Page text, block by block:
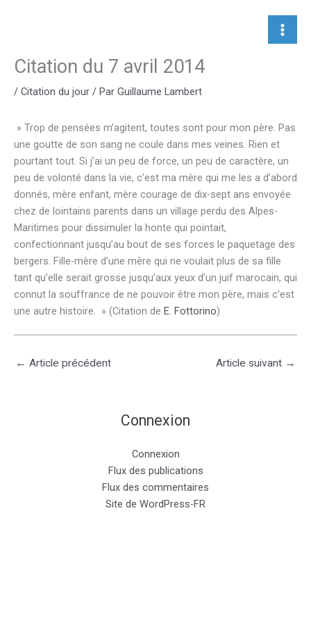
Citation du 7 avril 2014
/ Citation du jour / Par Guillaume Lambert
» Trop de pensées m’agitent, toutes sont pour mon père. Pas
une goutte de son sang ne coule dans mes veines. Rien et
pourtant tout. Si j’ai un peu de force, un peu de caractère, un
peu de volonté dans la vie, c’est ma mère qui me les a d’abord
donnés, mère enfant, mère courage de dix-sept ans envoyée
chez de lointains parents dans un village perdu des Alpes-
Maritimes pour dissimuler la honte qui pointait,
confectionnant jusqu’au bout de ses forces le paquetage des
bergers. Fille-mère d’une mère qui ne voulait plus de sa fille
tant qu’elle serait grosse jusqu’aux yeux d’un juif marocain, qui
connut la souffrance de ne pouvoir être mon père, mais c’est
une autre histoire. » (Citation de E. Fottorino)
← Article précédent Article suivant →
Connexion
Connexion
Flux des publications
Flux des commentaires
Site de WordPress-FR